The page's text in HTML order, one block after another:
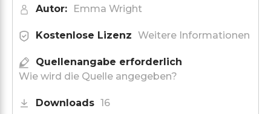
Autor: Emma Wright
Kostenlose Lizenz Weitere Informationen
Quellenangabe erforderlich
Wie wird die Quelle angegeben?
Downloads 16